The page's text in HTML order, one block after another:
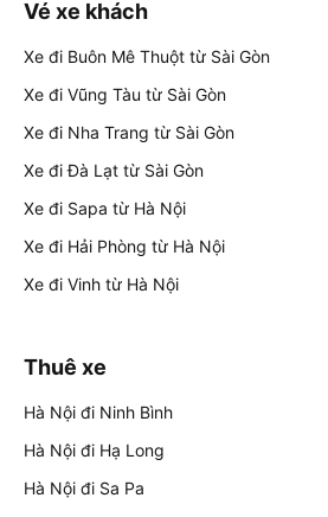
Vé xe khách
Xe đi Buôn Mê Thuột từ Sài Gòn
Xe đi Vũng Tàu từ Sài Gòn
Xe đi Nha Trang từ Sài Gòn
Xe đi Đà Lạt từ Sài Gòn
Xe đi Sapa từ Hà Nội
Xe đi Hải Phòng từ Hà Nội
Xe đi Vinh từ Hà Nội
Thuê xe
Hà Nội đi Ninh Bình
Hà Nội đi Hạ Long
Hà Nội đi Sa Pa